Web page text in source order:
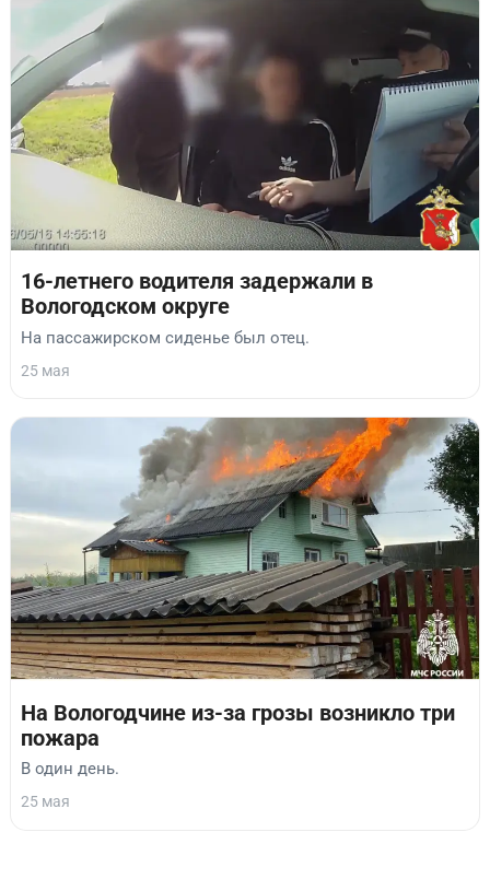
16-летнего водителя задержали в
Вологодском округе
На пассажирском сиденье был отец.
25 мая
На Вологодчине из-за грозы возникло три
пожара
В один день.
25 мая